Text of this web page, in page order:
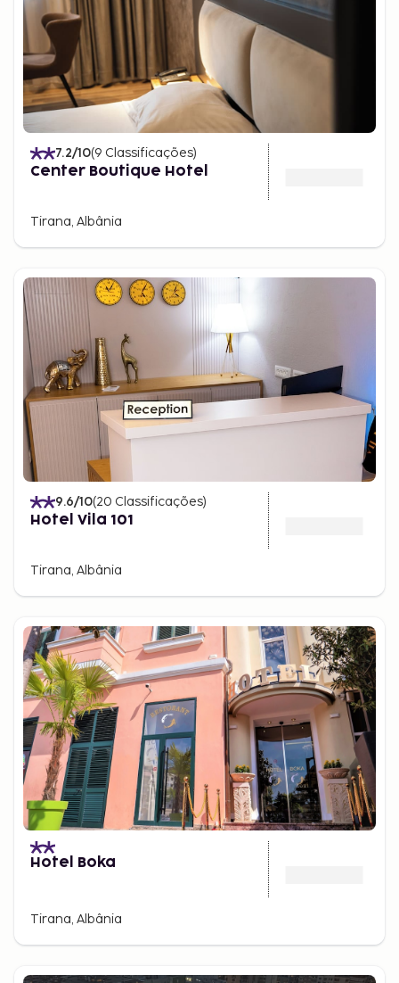
7.2/10(9 Classificações)
Center Boutique Hotel
Tirana, Albânia
9.6/10(20 Classificações)
Hotel Vila 101
Tirana, Albânia
Hotel Boka
Tirana, Albânia